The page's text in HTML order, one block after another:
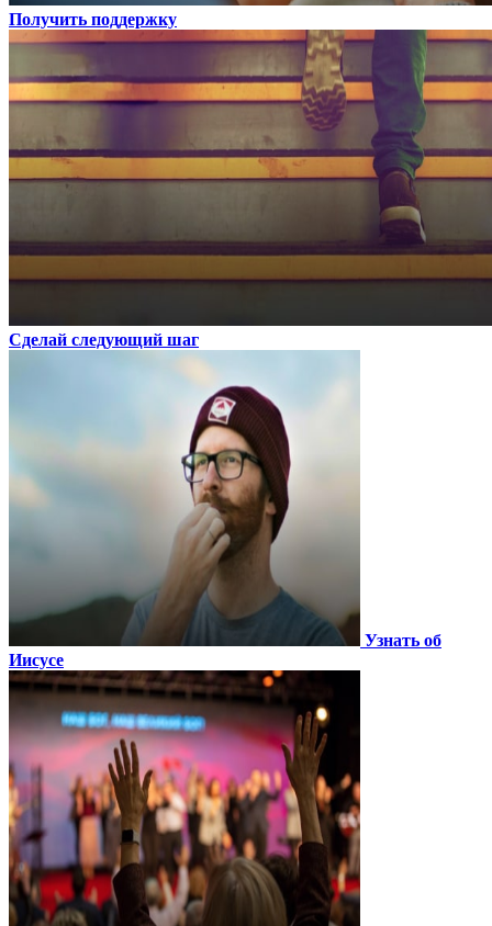
Получить поддержку
Сделай следующий шаг
Узнать об
Иисусе